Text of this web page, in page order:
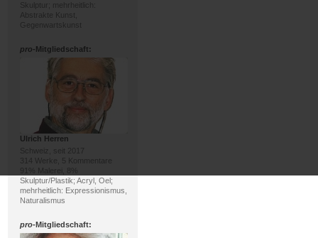
Skulptur; mehrheitlich:
Abstrakte Kunst,
Gegenwartskunst
pro-Mitgliedschaft:
Ulrich Herren
Schweiz, seit 2017
314 Werke, 5 Kommentare
91% Malerei, 8%
Skulptur/Plastik; Acryl, Oel;
mehrheitlich: Expressionismus,
Naturalismus
pro-Mitgliedschaft: